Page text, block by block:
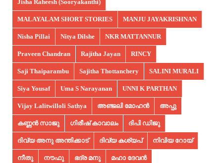
Jisha Raheesh (Sooryakanthi)
MALAYALAM SHORT STORIES MANJU JAYAKRISHNAN
Nisha Pillai Nitya Dilshe NKR MATTANNUR
Praveen Chandran Rajitha Jayan RINCY
Saji Thaiparambu Sajitha Thottanchery SALINI MURALI
Siya Yousaf Uma S Narayanan UNNI K PARTHAN
Vijay Lalitwilloli Sathya അഞ്ജലി മോഹൻ അപ്പു
കണ്ണൻ സാജു ഗിരീഷ് കാവാലം ദിപി ഡിജു
ദിവ്യ അനു അന്തിക്കാട് ദിവ്യ കശ്യപ് നിവിയ റോയ്
നീതു നൗഫു ഭദ്ര മനു മഹാ ദേവൻ